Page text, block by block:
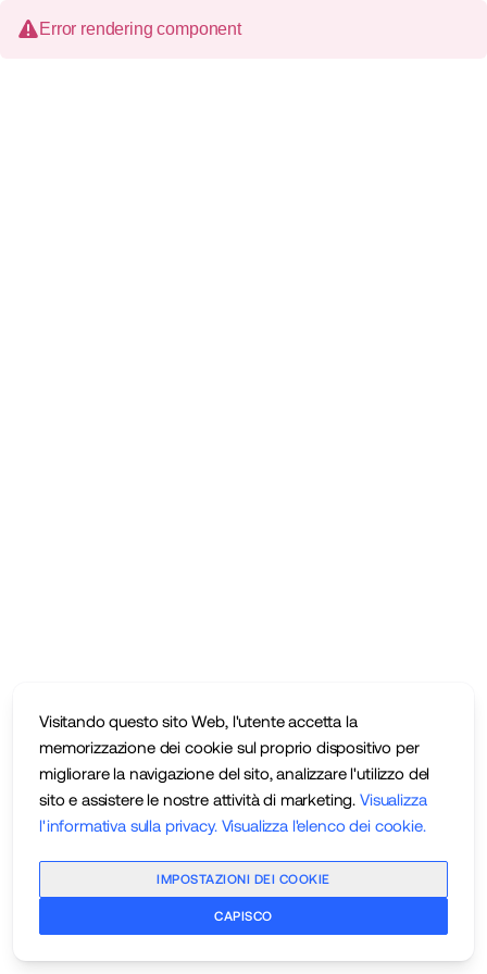
Visitando questo sito Web, l'utente accetta la
memorizzazione dei cookie sul proprio dispositivo per
migliorare la navigazione del sito, analizzare l'utilizzo del
sito e assistere le nostre attività di marketing. Visualizza
l'informativa sulla privacy. Visualizza l'elenco dei cookie.
IMPOSTAZIONI DEI COOKIE
CAPISCO
Error rendering component